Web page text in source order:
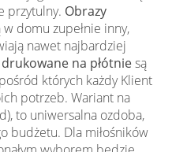
przytulny. Obrazy
domu zupełnie inny,
nawet najbardziej
na płótniesą
których każdy Klient
potrzeb. Wariant na
to uniwersalna ozdoba,
budżetu. Dla miłośników